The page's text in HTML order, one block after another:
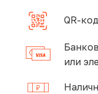
QR-
или